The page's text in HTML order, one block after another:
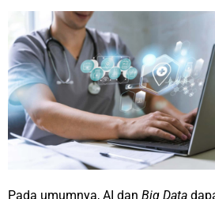
Pada umumnya, AI dan Big Data